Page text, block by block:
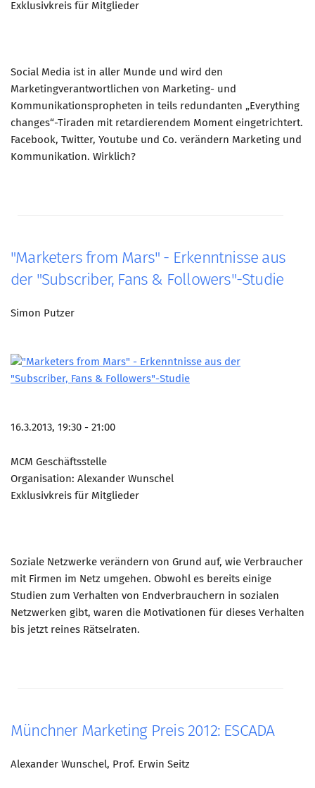
Exklusivkreis für Mitglieder
Social Media ist in aller Munde und wird den
Marketingverantwortlichen von Marketing- und
Kommunikationspropheten in teils redundanten „Everything
changes“-Tiraden mit retardierendem Moment eingetrichtert.
Facebook, Twitter, Youtube und Co. verändern Marketing und
Kommunikation. Wirklich?
"Marketers from Mars" - Erkenntnisse aus
der "Subscriber, Fans & Followers"-Studie
Simon Putzer
16.3.2013, 19:30 - 21:00
MCM Geschäftsstelle
Organisation: Alexander Wunschel
Exklusivkreis für Mitglieder
Soziale Netzwerke verändern von Grund auf, wie Verbraucher
mit Firmen im Netz umgehen. Obwohl es bereits einige
Studien zum Verhalten von Endverbrauchern in sozialen
Netzwerken gibt, waren die Motivationen für dieses Verhalten
bis jetzt reines Rätselraten.
Münchner Marketing Preis 2012: ESCADA
Alexander Wunschel, Prof. Erwin Seitz